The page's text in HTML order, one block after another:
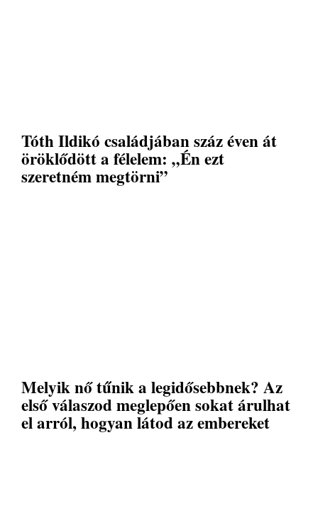
Tóth Ildikó családjában száz éven át
öröklődött a félelem: „Én ezt
szeretném megtörni”
Melyik nő tűnik a legidősebbnek? Az
első válaszod meglepően sokat árulhat
el arról, hogyan látod az embereket